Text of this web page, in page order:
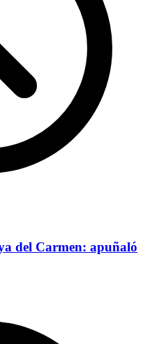
del Carmen: apuñaló